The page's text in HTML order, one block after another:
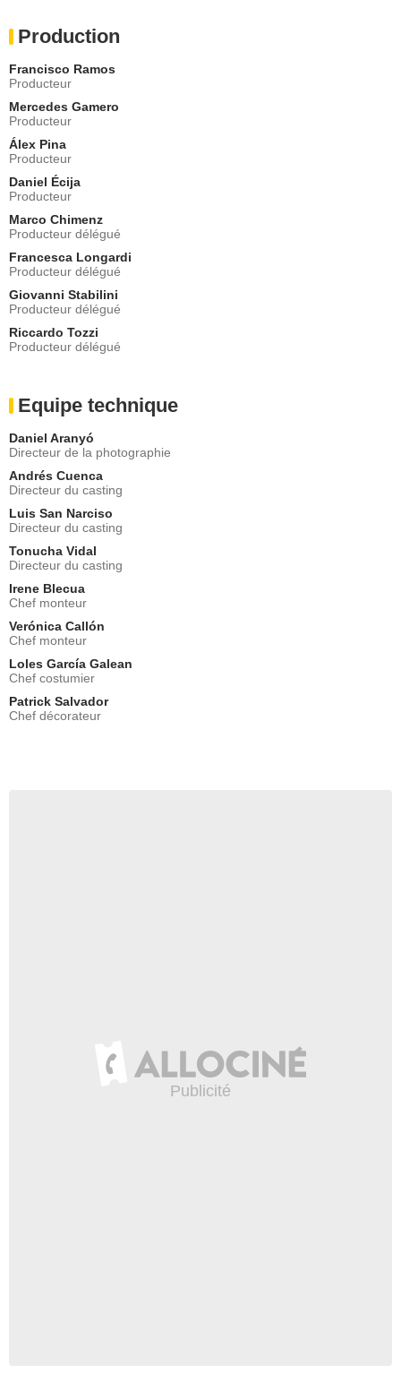
Production
Francisco Ramos
Producteur
Mercedes Gamero
Producteur
Álex Pina
Producteur
Daniel Écija
Producteur
Marco Chimenz
Producteur délégué
Francesca Longardi
Producteur délégué
Giovanni Stabilini
Producteur délégué
Riccardo Tozzi
Producteur délégué
Equipe technique
Daniel Aranyó
Directeur de la photographie
Andrés Cuenca
Directeur du casting
Luis San Narciso
Directeur du casting
Tonucha Vidal
Directeur du casting
Irene Blecua
Chef monteur
Verónica Callón
Chef monteur
Loles García Galean
Chef costumier
Patrick Salvador
Chef décorateur